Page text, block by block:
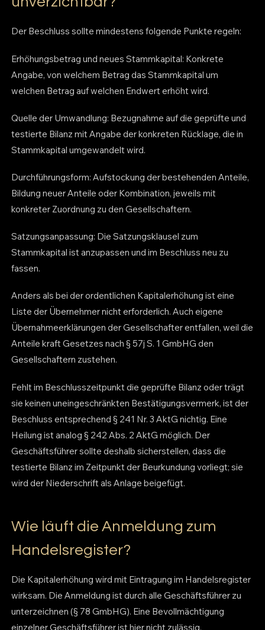
Der Beschluss sollte mindestens folgende Punkte regeln:
Erhöhungsbetrag und neues Stammkapital: Konkrete
Angabe, von welchem Betrag das Stammkapital um
welchen Betrag auf welchen Endwert erhöht wird.
Quelle der Umwandlung: Bezugnahme auf die geprüfte und
testierte Bilanz mit Angabe der konkreten Rücklage, die in
Stammkapital umgewandelt wird.
Durchführungsform: Aufstockung der bestehenden Anteile,
Bildung neuer Anteile oder Kombination, jeweils mit
konkreter Zuordnung zu den Gesellschaftern.
Satzungsanpassung: Die Satzungsklausel zum
Stammkapital ist anzupassen und im Beschluss neu zu
fassen.
Anders als bei der ordentlichen Kapitalerhöhung ist eine
Liste der Übernehmer nicht erforderlich. Auch eigene
Übernahmeerklärungen der Gesellschafter entfallen, weil die
Anteile kraft Gesetzes nach § 57j S. 1 GmbHG den
Gesellschaftern zustehen.
Fehlt im Beschlusszeitpunkt die geprüfte Bilanz oder trägt
sie keinen uneingeschränkten Bestätigungsvermerk, ist der
Beschluss entsprechend § 241 Nr. 3 AktG nichtig. Eine
Heilung ist analog § 242 Abs. 2 AktG möglich. Der
Geschäftsführer sollte deshalb sicherstellen, dass die
testierte Bilanz im Zeitpunkt der Beurkundung vorliegt; sie
wird der Niederschrift als Anlage beigefügt.
Wie läuft die Anmeldung zum
Handelsregister?
Die Kapitalerhöhung wird mit Eintragung im Handelsregister
wirksam. Die Anmeldung ist durch alle Geschäftsführer zu
unterzeichnen (§ 78 GmbHG). Eine Bevollmächtigung
einzelner Geschäftsführer ist hier nicht zulässig.